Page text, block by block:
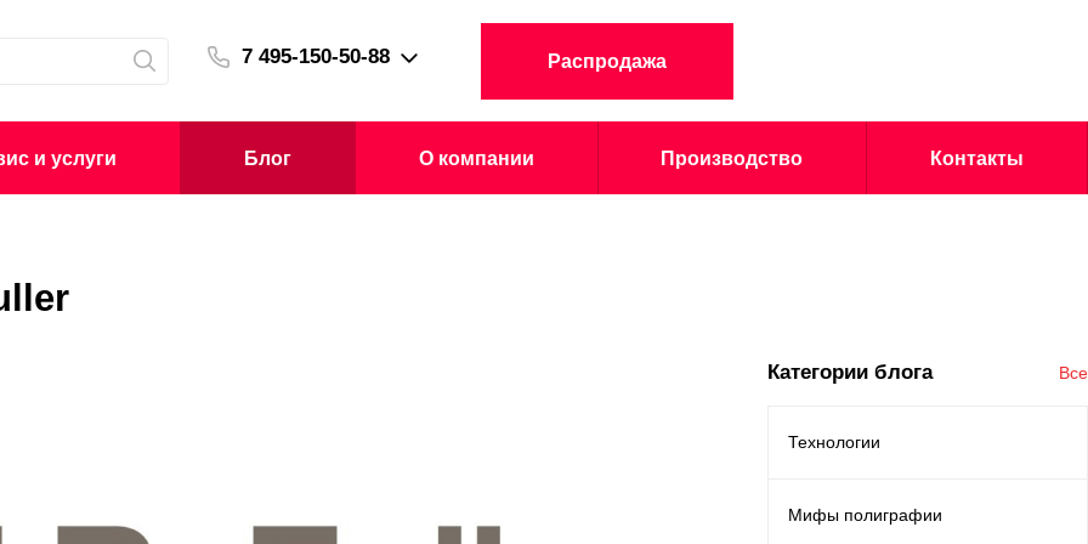
7 495-150-50-88 Распродажа
и услуги Блог О компании Производство Контакты
Категории блога Все
Технологии
Мифы полиграфии